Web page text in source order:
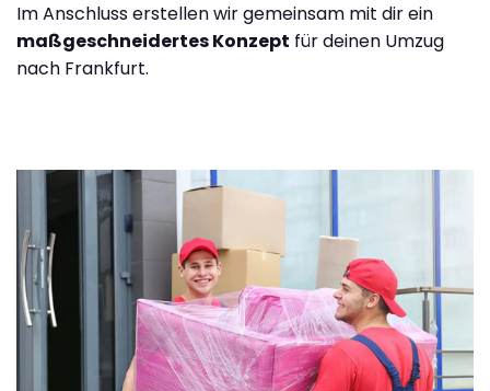
Im Anschluss erstellen wir gemeinsam mit dir ein
maßgeschneidertes Konzept für deinen Umzug
nach Frankfurt.